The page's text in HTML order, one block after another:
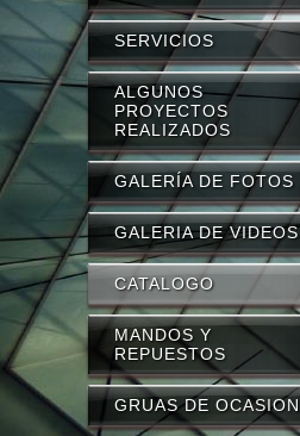
SERVICIOS
ALGUNOS
PROYECTOS
REALIZADOS
GALERÍA DE FOTOS
GALERIA DE VIDEOS
CATALOGO
MANDOS Y
REPUESTOS
GRUAS DE OCASION